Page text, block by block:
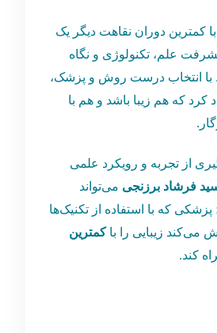
کمترین دوران نقاهت دیگر یک
علم، تکنولوژی و نگاه
انتخاب درست روش و پزشک،
کرد که هم زیبا باشد و هم با
از تجربه و رویکرد علمی
فرشاد برزنجی می‌تواند
که با استفاده از تکنیک‌ها
می‌کند زیبایی را باکمترین
کند.